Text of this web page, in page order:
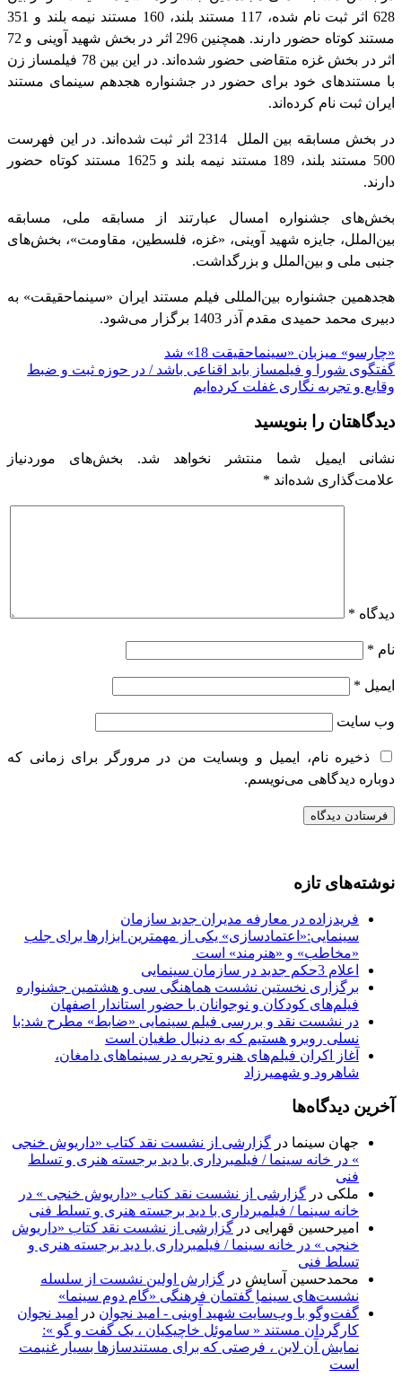
628 اثر ثبت نام شده، 117 مستند بلند، 160 مستند نیمه بلند و 351
مستند کوتاه حضور دارند. همچنین 296 اثر در بخش شهید آوینی و 72
اثر در بخش غزه متقاضی حضور شده‌اند. در این بین 78 فیلمساز زن
با مستندهای خود برای حضور در جشنواره هجدهم سینمای مستند
ایران ثبت نام کرده‌اند.
در بخش مسابقه بین الملل 2314 اثر ثبت شده‌اند. در این فهرست
500 مستند بلند، 189 مستند نیمه بلند و 1625 مستند کوتاه حضور
دارند.
بخش‌های جشنواره امسال عبارتند از مسابقه ملی، مسابقه
بین‌الملل، جایزه شهید آوینی، «غزه، فلسطین، مقاومت»، بخش‌های
جنبی ملی و بین‌الملل و بزرگداشت.
هجدهمین جشنواره بین‌المللی فیلم مستند ایران «سینماحقیقت» به
دبیری محمد حمیدی مقدم آذر 1403 برگزار می‌شود.
راهبری
نوشته
«چارسو» میزبان «سینماحقیقت 18» شد
گفتگوی شورا و فیلمساز باید اقناعی باشد / ​در حوزه ثبت و ضبط
وقایع و تجربه نگاری غفلت کرده‌ایم
دیدگاهتان را بنویسید
نشانی ایمیل شما منتشر نخواهد شد.
بخش‌های موردنیاز
علامت‌گذاری شده‌اند *
دیدگاه *
نام *
ایمیل *
وب‌ سایت
ذخیره نام، ایمیل و وبسایت من در مرورگر برای زمانی که
دوباره دیدگاهی می‌نویسم.
نوشته‌های تازه
فریدزاده در معارفه مدیران جدید سازمان
سینمایی:«اعتمادسازی» یکی از مهمترین ابزارها برای جلب
«مخاطب» و «هنرمند» است​ ​
اعلام 3حکم جدید در سازمان سینمایی
برگزاری نخستین نشست هماهنگی سی‌ و هشتمین جشنواره
فیلم‌های کودکان و نوجوانان با حضور استاندار اصفهان
در نشست نقد و بررسی فیلم سینمایی «ضابط» مطرح شد:با
نسلی روبرو هستیم که به دنبال طغیان است
آغاز اکران فیلم‌های هنرو تجربه در سینماهای دامغان،
شاهرود و شهمیرزاد
آخرین دیدگاه‌ها
جهان سینما در گزارشی از نشست نقد کتاب «داریوش خنجی
» در خانه سینما / فیلمبرداری با دید برجسته هنری و تسلط
فنی
ملکی در گزارشی از نشست نقد کتاب «داریوش خنجی » در
خانه سینما / فیلمبرداری با دید برجسته هنری و تسلط فنی
امیرحسین قهرایی در گزارشی از نشست نقد کتاب «داریوش
خنجی » در خانه سینما / فیلمبرداری با دید برجسته هنری و
تسلط فنی
محمدحسین آسایش در گزارش اولین نشست از سلسله
نشست‌های سینماِ گفتمان فرهنگی «گام دوم سینما»
گفت‌وگو با وب‌سایت شهید آوینی - امید نجوان در
امید نجوان
کارگردان مستند « ساموئل خاچیکیان ، یک گفت و گو »:
نمایش آن لاین ، فرصتی که برای مستندسازها بسیار غنیمت
است